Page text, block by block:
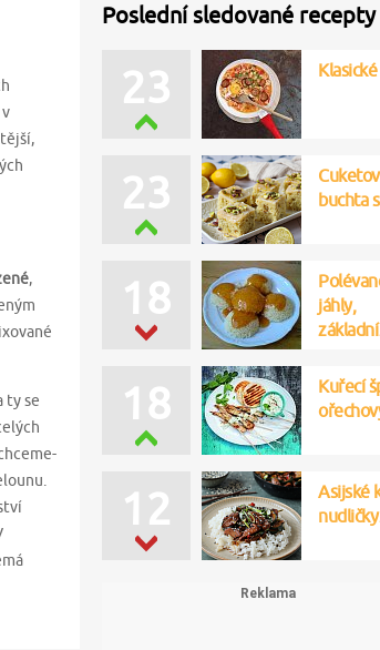
,
ty se
Poslední sledované recepty
23
23
buchta
18
jáhly,
18
Kuřecí
12
Asijské